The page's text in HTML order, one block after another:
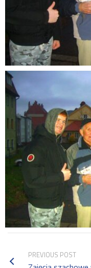
PREVIOUS POST